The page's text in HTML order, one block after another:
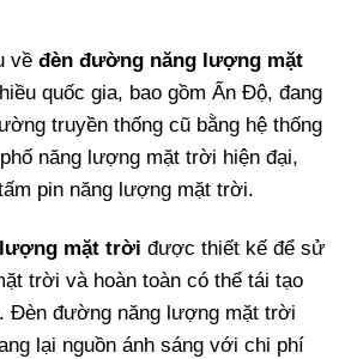
về đèn đường năng lượng mặt
quốc gia, bao gồm Ấn Độ, đang
truyền thống cũ bằng hệ thống
năng lượng mặt trời hiện đại,
pin năng lượng mặt trời.
mặt trời được thiết kế để sử
trời và hoàn toàn có thể tái tạo
Đèn đường năng lượng mặt trời
lại nguồn ánh sáng với chi phí